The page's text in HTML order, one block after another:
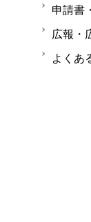
申請書
広報・
よくあ